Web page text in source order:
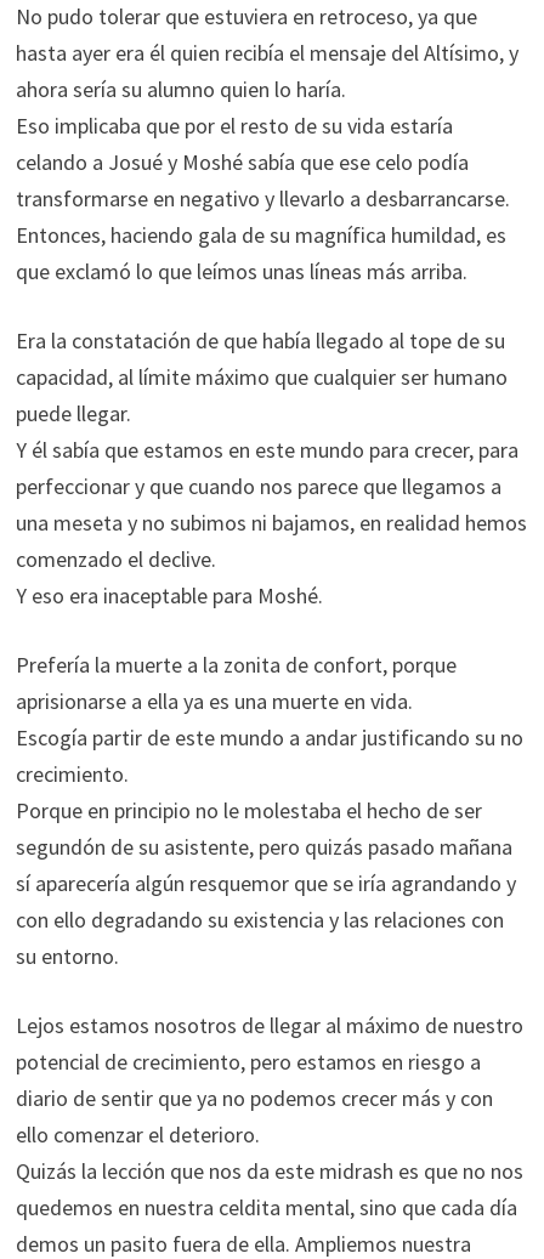
No pudo tolerar que estuviera en retroceso, ya que
hasta ayer era él quien recibía el mensaje del Altísimo, y
ahora sería su alumno quien lo haría.
Eso implicaba que por el resto de su vida estaría
celando a Josué y Moshé sabía que ese celo podía
transformarse en negativo y llevarlo a desbarrancarse.
Entonces, haciendo gala de su magnífica humildad, es
que exclamó lo que leímos unas líneas más arriba.
Era la constatación de que había llegado al tope de su
capacidad, al límite máximo que cualquier ser humano
puede llegar.
Y él sabía que estamos en este mundo para crecer, para
perfeccionar y que cuando nos parece que llegamos a
una meseta y no subimos ni bajamos, en realidad hemos
comenzado el declive.
Y eso era inaceptable para Moshé.
Prefería la muerte a la zonita de confort, porque
aprisionarse a ella ya es una muerte en vida.
Escogía partir de este mundo a andar justificando su no
crecimiento.
Porque en principio no le molestaba el hecho de ser
segundón de su asistente, pero quizás pasado mañana
sí aparecería algún resquemor que se iría agrandando y
con ello degradando su existencia y las relaciones con
su entorno.
Lejos estamos nosotros de llegar al máximo de nuestro
potencial de crecimiento, pero estamos en riesgo a
diario de sentir que ya no podemos crecer más y con
ello comenzar el deterioro.
Quizás la lección que nos da este midrash es que no nos
quedemos en nuestra celdita mental, sino que cada día
demos un pasito fuera de ella. Ampliemos nuestra